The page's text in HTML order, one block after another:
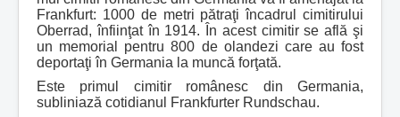
Frankfurt: 1000 de metri pătraţi încadrul cimitirului
Oberrad, înfiinţat în 1914. În acest cimitir se află şi
un memorial pentru 800 de olandezi care au fost
deportaţi în Germania la muncă forţată.
Este primul cimitir românesc din Germania,
subliniază cotidianul Frankfurter Rundschau.